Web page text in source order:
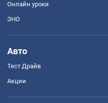
Онлайн уроки
ЗНО
Авто
Тест Драйв
Акции